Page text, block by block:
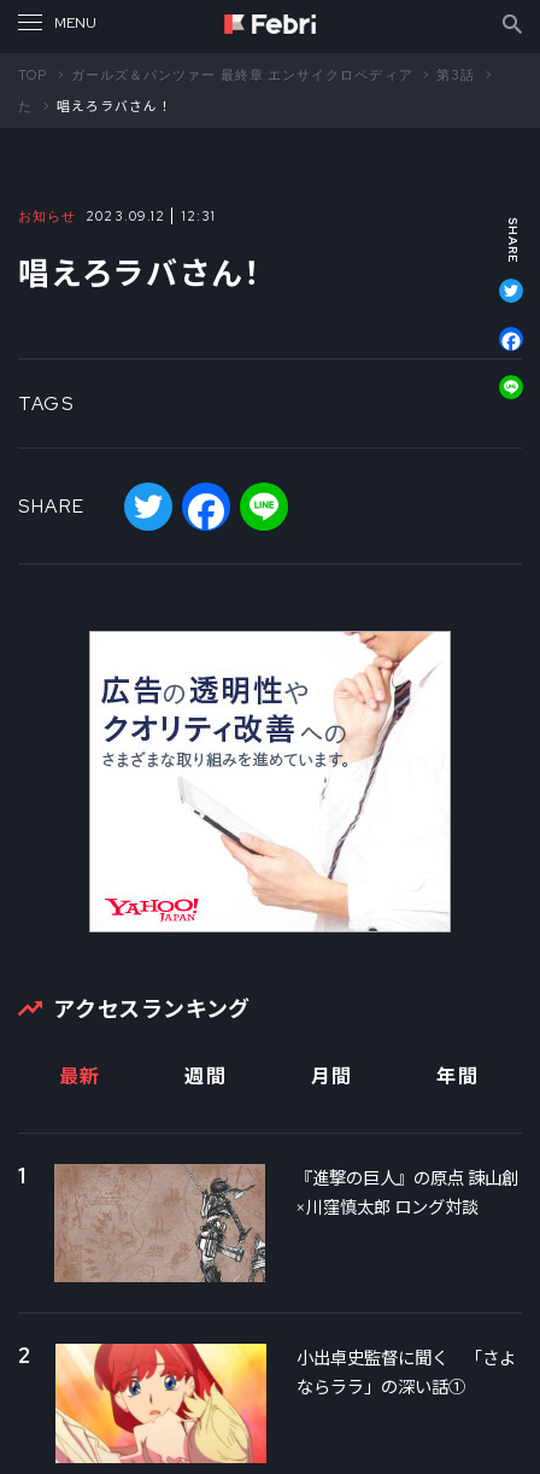
TOP ガールズ＆パンツァー 最終章 エンサイクロペディア
第3話
た
唱えろラバさん！
お知らせ 2023.09.12 12:31
唱えろラバさん！
TAGS
SHARE
Twitter Facebook
アクセスランキング
最新 週間 月間 年間
1
『進撃の巨人』の原点 諫山創
×川窪慎太郎 ロング対談
2
小出卓史監督に聞く 「さよ
ならララ」の深い話①